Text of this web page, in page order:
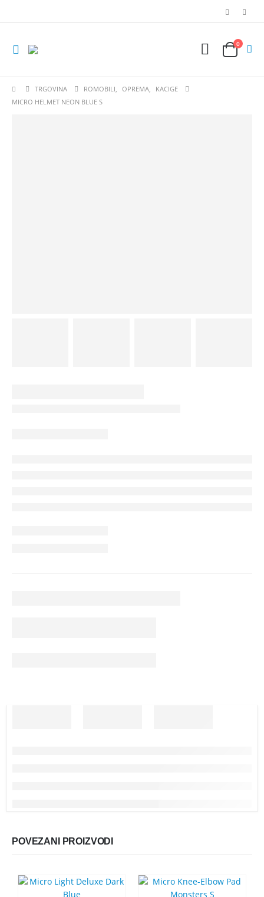
0
TRGOVINA ROMOBILI, OPREMA,
KACIGE
MICRO HELMET NEON BLUE S
POVEZANI PROIZVODI